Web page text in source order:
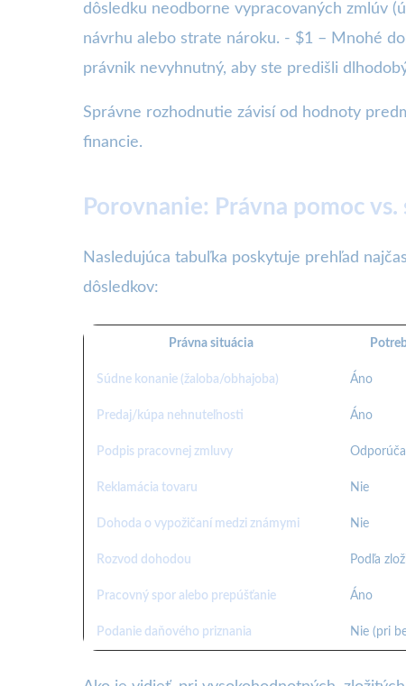
dôsledku neodborne vypracovaných zmlúv
návrhu alebo strate nároku. - $1 – Mnohé
právnik nevyhnutný, aby ste predišli
Správne rozhodnutie závisí od hodnoty
financie.
Porovnanie: Právna pomoc
Nasledujúca tabuľka poskytuje prehľad
dôsledkov:
Právna situácia
Súdne konanie (žaloba/obhajoba) Áno
Predaj/kúpa nehnuteľnosti Áno
Podpis pracovnej zmluvy
Reklamácia tovaru Nie
Dohoda o vypožičaní medzi známymi Nie
Rozvod dohodou Podľa
Pracovný spor alebo prepúšťanie Áno
Podanie daňového priznania Nie (pri